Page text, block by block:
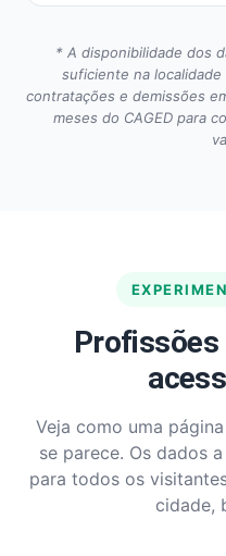
* A disponibilidade dos
suficiente na
contratações e demissões
meses do CAGED para
Profissões
Veja como uma
se parece. Os dados
para todos os
cidade,